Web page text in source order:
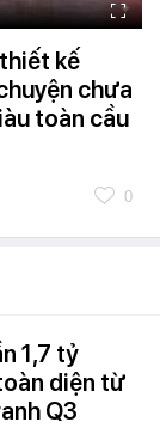
kế
chưa
toàn cầu
0
1,7 tỷ
diện từ
Q3